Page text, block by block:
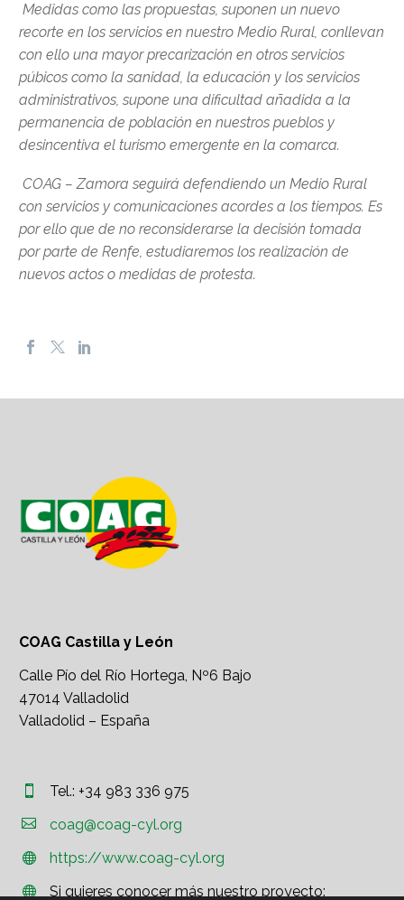
Medidas como las propuestas, suponen un nuevo
recorte en los servicios en nuestro Medio Rural, conllevan
con ello una mayor precarización en otros servicios
púbicos como la sanidad, la educación y los servicios
administrativos, supone una dificultad añadida a la
permanencia de población en nuestros pueblos y
desincentiva el turismo emergente en la comarca.
COAG – Zamora seguirá defendiendo un Medio Rural
con servicios y comunicaciones acordes a los tiempos. Es
por ello que de no reconsiderarse la decisión tomada
por parte de Renfe, estudiaremos los realización de
nuevos actos o medidas de protesta.
COAG Castilla y León
Calle Pío del Río Hortega, Nº6 Bajo
47014 Valladolid
Valladolid – España

 Tel.: +34 983 336 975

 coag@coag-cyl.org

 https://www.coag-cyl.org

 Si quieres conocer más nuestro proyecto: